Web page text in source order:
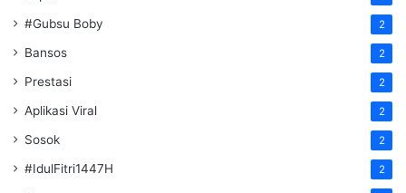
#Gubsu Boby 2
Bansos 2
Prestasi 2
Aplikasi Viral 2
Sosok 2
#IdulFitri1447H 2